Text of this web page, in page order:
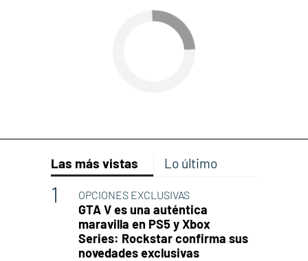
Las más vistas Lo último
OPCIONES EXCLUSIVAS
GTA V es una auténtica
maravilla en PS5 y Xbox
Series: Rockstar confirma sus
novedades exclusivas